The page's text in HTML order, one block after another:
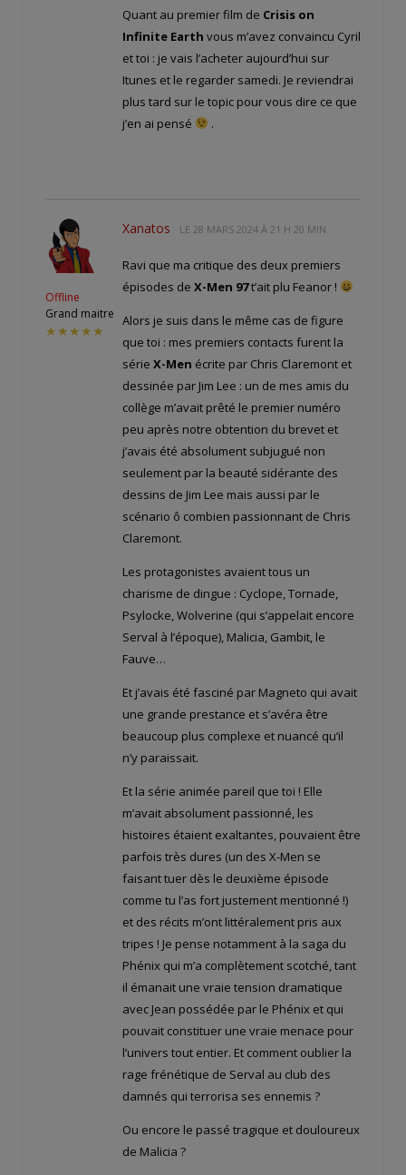
Quant au premier film de Crisis on
Infinite Earth vous m’avez convaincu Cyril
et toi : je vais l’acheter aujourd’hui sur
Itunes et le regarder samedi. Je reviendrai
plus tard sur le topic pour vous dire ce que
j’en ai pensé
.
Offline
Grand maitre
★★★★★
Xanatos LE 28 MARS 2024 À 21 H 20 MIN
Ravi que ma critique des deux premiers
épisodes de X-Men 97t’ait plu Feanor !
Alors je suis dans le même cas de figure
que toi : mes premiers contacts furent la
série X-Men écrite par Chris Claremont et
dessinée par Jim Lee : un de mes amis du
collège m’avait prêté le premier numéro
peu après notre obtention du brevet et
j’avais été absolument subjugué non
seulement par la beauté sidérante des
dessins de Jim Lee mais aussi par le
scénario ô combien passionnant de Chris
Claremont.
Les protagonistes avaient tous un
charisme de dingue : Cyclope, Tornade,
Psylocke, Wolverine (qui s’appelait encore
Serval à l’époque), Malicia, Gambit, le
Fauve…
Et j’avais été fasciné par Magneto qui avait
une grande prestance et s’avéra être
beaucoup plus complexe et nuancé qu’il
n’y paraissait.
Et la série animée pareil que toi ! Elle
m’avait absolument passionné, les
histoires étaient exaltantes, pouvaient être
parfois très dures (un des X-Men se
faisant tuer dès le deuxième épisode
comme tu l’as fort justement mentionné !)
et des récits m’ont littéralement pris aux
tripes ! Je pense notamment à la saga du
Phénix qui m’a complètement scotché, tant
il émanait une vraie tension dramatique
avec Jean possédée par le Phénix et qui
pouvait constituer une vraie menace pour
l’univers tout entier. Et comment oublier la
rage frénétique de Serval au club des
damnés qui terrorisa ses ennemis ?
Ou encore le passé tragique et douloureux
de Malicia ?